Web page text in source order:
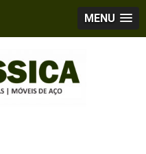
MENU